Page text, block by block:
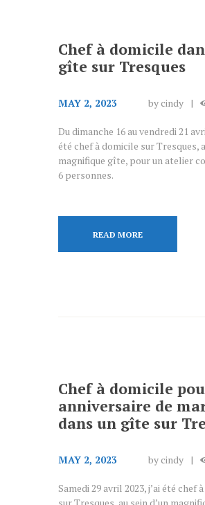
Chef à domicile
gîte sur Tresques
MAY 2, 2023 bycindy
Du dimanche 16 au vendredi 21
été chef à domicile sur Tresques,
magnifique gîte, pour un atelier
6 personnes.
READ MORE
Chef à domicile
anniversaire de
dans un gîte sur
MAY 2, 2023 bycindy
Samedi 29 avril 2023, j’ai été chef